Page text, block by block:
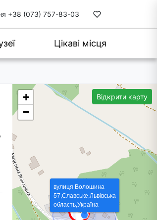
+38 (073) 757-83-03
Цікаві місця
Відкрити карту
вулиця Волошина
57,Славське,Львівська
область,Україна
+
−